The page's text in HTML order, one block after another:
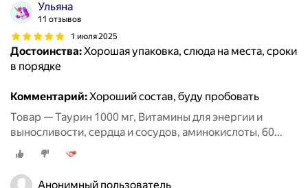
Ульяна
11 отзывов
1 июля 2025
Достоинства:Хорошая упаковка, слюда на места, сроки
в порядке
Комментарий:Хороший состав, буду пробовать
Товар — Таурин 1000 мг, Витамины для энергии и
выносливости, сердца и сосудов, аминокислоты, 60
капсул / MedCraft
Анонимный пользователь